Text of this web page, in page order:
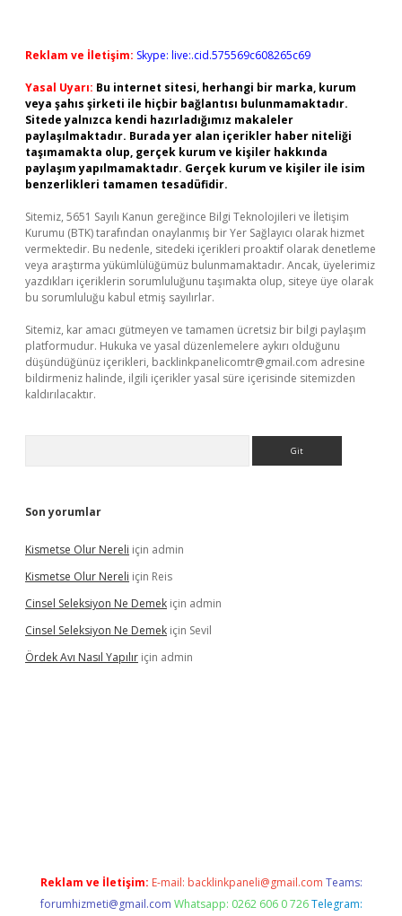
Reklam ve İletişim: Skype: live:.cid.575569c608265c69
Yasal Uyarı: Bu internet sitesi, herhangi bir marka, kurum
veya şahıs şirketi ile hiçbir bağlantısı bulunmamaktadır.
Sitede yalnızca kendi hazırladığımız makaleler
paylaşılmaktadır. Burada yer alan içerikler haber niteliği
taşımamakta olup, gerçek kurum ve kişiler hakkında
paylaşım yapılmamaktadır. Gerçek kurum ve kişiler ile isim
benzerlikleri tamamen tesadüfidir.
Sitemiz, 5651 Sayılı Kanun gereğince Bilgi Teknolojileri ve İletişim
Kurumu (BTK) tarafından onaylanmış bir Yer Sağlayıcı olarak hizmet
vermektedir. Bu nedenle, sitedeki içerikleri proaktif olarak denetleme
veya araştırma yükümlülüğümüz bulunmamaktadır. Ancak, üyelerimiz
yazdıkları içeriklerin sorumluluğunu taşımakta olup, siteye üye olarak
bu sorumluluğu kabul etmiş sayılırlar.
Sitemiz, kar amacı gütmeyen ve tamamen ücretsiz bir bilgi paylaşım
platformudur. Hukuka ve yasal düzenlemelere aykırı olduğunu
düşündüğünüz içerikleri, backlinkpanelicomtr@gmail.com adresine
bildirmeniz halinde, ilgili içerikler yasal süre içerisinde sitemizden
kaldırılacaktır.
Son yorumlar
Kismetse Olur Nereli için admin
Kismetse Olur Nereli için Reis
Cinsel Seleksiyon Ne Demek için admin
Cinsel Seleksiyon Ne Demek için Sevil
Ördek Avı Nasıl Yapılır için admin
Reklam ve İletişim: E-mail: backlinkpaneli@gmail.com Teams:
forumhizmeti@gmail.com Whatsapp: 0262 606 0 726 Telegram: